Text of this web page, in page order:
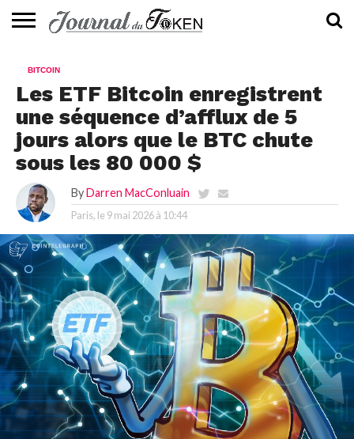
📰
EVALUATION
GUIDE
TENDANCES
À
CONTACTEZ-
BITCOIN
Les ETF Bitcoin enregistrent
une séquence d’afflux de 5
jours alors que le BTC chute
sous les 80 000 $
By Darren MacConluain
Paris, le 9 mai 2026 à 10:44